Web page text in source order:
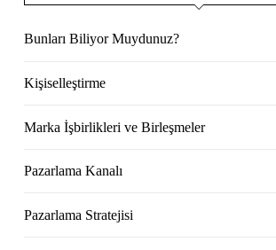
Bunları Biliyor Muydunuz?
Kişiselleştirme
Marka İşbirlikleri ve Birleşmeler
Pazarlama Kanalı
Pazarlama Stratejisi